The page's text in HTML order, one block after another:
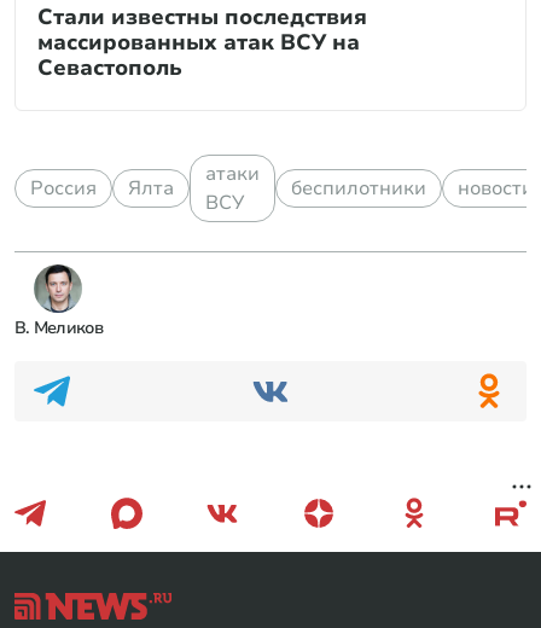
Стали известны последствия
массированных атак ВСУ на
Севастополь
Россия Ялта
атаки
ВСУ
беспилотники новости
В. Меликов